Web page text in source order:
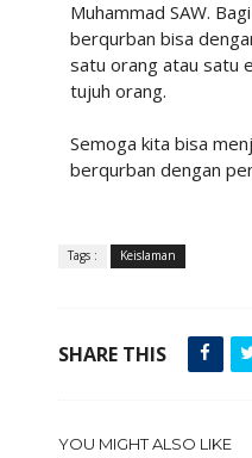
Muhammad SAW.
berqurban bisa
satu orang atau satu
tujuh orang.
Semoga kita bisa
berqurban dengan
Tags : Keislaman
SHARE THIS
YOU MIGHT ALSO LIKE